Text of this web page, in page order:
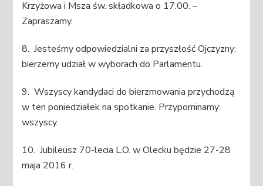
Krzyżowa i Msza św. składkowa o 17.00. –
Zapraszamy.
8. Jesteśmy odpowiedzialni za przyszłość Ojczyzny:
bierzemy udział w wyborach do Parlamentu.
9. Wszyscy kandydaci do bierzmowania przychodzą
w ten poniedziałek na spotkanie. Przypominamy:
wszyscy.
10. Jubileusz 70-lecia L.O. w Olecku będzie 27-28
maja 2016 r.